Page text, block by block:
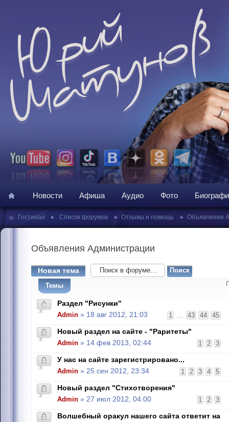
Новости Афиша Аудио Фото
» Гостиная • Список форумов • Отзывы и помощь • Объявления
Объявления Администрации
Новая тема
Темы
Раздел "Рисунки"
1 ... 43 44 45
Admin » 18 авг 2012, 21:03
Новый раздел на сайте - "Раритеты"
1 2 3
Admin » 14 фев 2013, 02:44
У нас на сайте зарегистрировано...
1 2 3 4 5
Admin » 25 сен 2012, 23:34
Новый раздел "Стихотворения"
1 2 3
Admin » 27 июл 2012, 04:00
Волшебный оракул нашего сайта ответит на